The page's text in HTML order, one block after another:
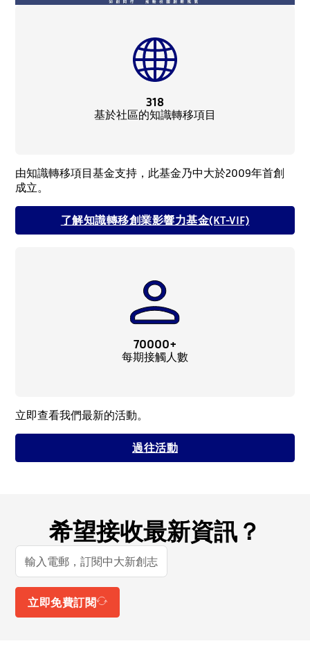
318
基於社區的知識轉移項目
由知識轉移項目基金支持，此基金乃中大於2009年首創
成立。
了解知識轉移創業影響力基金(KT-VIF)
70000+
每期接觸人數
立即查看我們最新的活動。
過往活動
希望接收最新資訊？
立即免費訂閱